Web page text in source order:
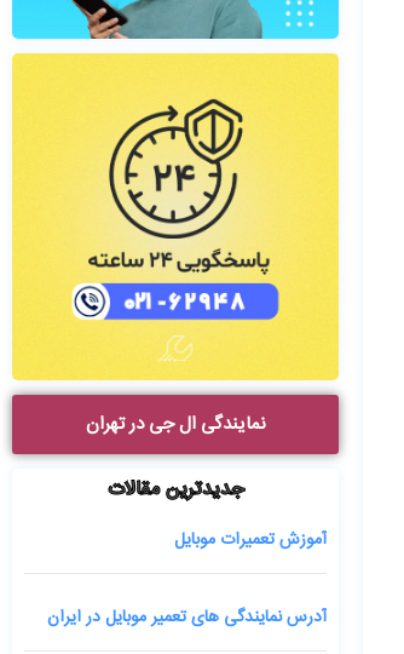
نمایندگی ال جی در تهران
جدیدترین مقالات
آموزش تعمیرات موبایل
آدرس نمایندگی های تعمیر موبایل در ایران